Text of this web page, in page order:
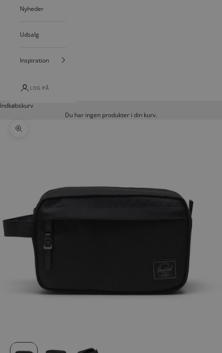
Nyheder
Udsalg
Inspiration
LOG PÅ
Indkøbskurv
Du har ingen produkter i din kurv.
Zoom